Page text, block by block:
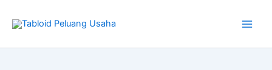
your
email…